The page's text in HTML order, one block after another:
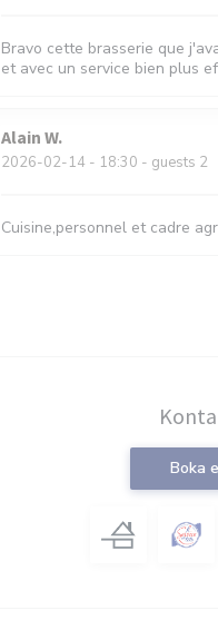
Bravo cette brasserie que
et avec un service bien plus
Alain W
2026-02-14 - 18:30 - guests 2
Cuisine,personnel et cadre
Boka